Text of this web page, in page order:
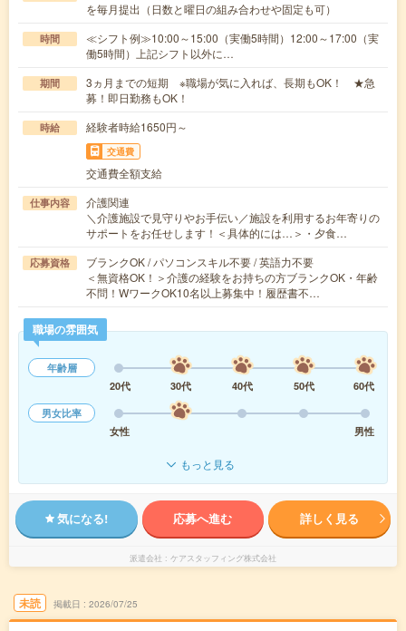
を毎月提出（日数と曜日の組み合わせや固定も可）
時間
≪シフト例≫10:00～15:00（実働5時間）12:00～17:00（実
働5時間）上記シフト以外に…
期間
3ヵ月までの短期 ※職場が気に入れば、長期もOK！ ★急
募！即日勤務もOK！
時給 経験者時給1650円～
交通費
交通費全額支給
仕事内容
介護関連
＼介護施設で見守りやお手伝い／施設を利用するお年寄りの
サポートをお任せします！＜具体的には…＞・夕食…
応募資格
ブランクOK / パソコンスキル不要 / 英語力不要
＜無資格OK！＞介護の経験をお持ちの方ブランクOK・年齢
不問！WワークOK10名以上募集中！履歴書不…
職場の雰囲気
年齢層
20代
30代 40代 50代
60代
男女比率
女性
男性
もっと見る
気になる! 応募へ進む 詳しく見る
派遣会社 ケアスタッフィング株式会社
未読 掲載日 2026/07/25